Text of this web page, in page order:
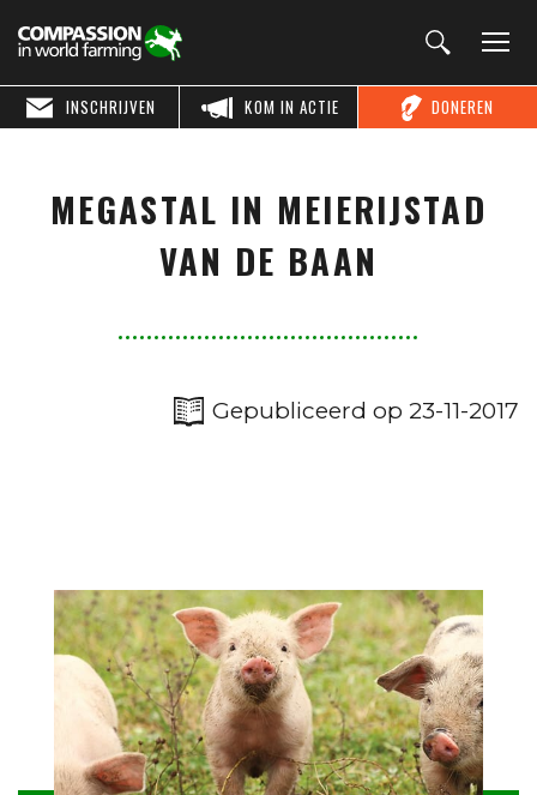
DONEREN
KOM IN ACTIE
INSCHRIJVEN
MEGASTAL IN MEIERIJSTAD
VAN DE BAAN
Gepubliceerd op 23-11-2017